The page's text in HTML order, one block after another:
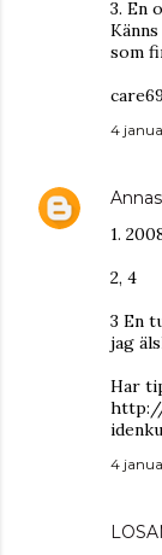
3. En
som
4
1.
2, 4
3 En
jag
Har
4